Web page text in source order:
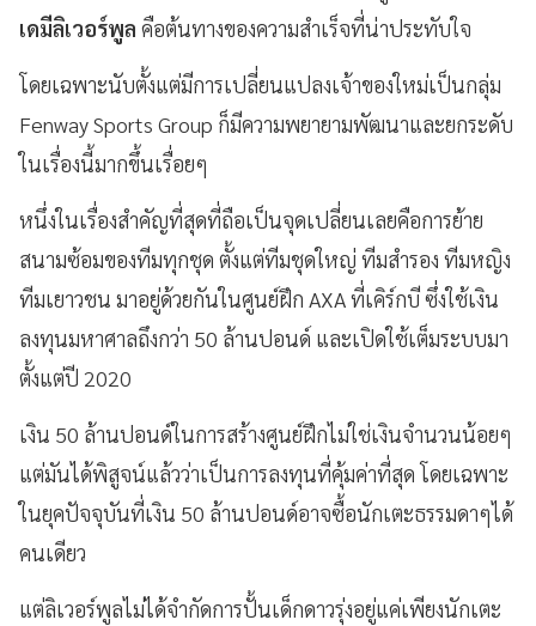
เดมีลิเวอร์พูล คือต้นทางของความสำเร็จที่น่าประทับใจ
โดยเฉพาะนับตั้งแต่มีการเปลี่ยนแปลงเจ้าของใหม่เป็นกลุ่ม
Fenway Sports Group ก็มีความพยายามพัฒนาและยกระดับ
ในเรื่องนี้มากขึ้นเรื่อยๆ
หนึ่งในเรื่องสำคัญที่สุดที่ถือเป็นจุดเปลี่ยนเลยคือการย้าย
สนามซ้อมของทีมทุกชุด ตั้งแต่ทีมชุดใหญ่ ทีมสำรอง ทีมหญิง
ทีมเยาวชน มาอยู่ด้วยกันในศูนย์ฝึก AXA ที่เคิร์กบี ซึ่งใช้เงิน
ลงทุนมหาศาลถึงกว่า 50 ล้านปอนด์ และเปิดใช้เต็มระบบมา
ตั้งแต่ปี 2020
เงิน 50 ล้านปอนด์ในการสร้างศูนย์ฝึกไม่ใช่เงินจำนวนน้อยๆ
แต่มันได้พิสูจน์แล้วว่าเป็นการลงทุนที่คุ้มค่าที่สุด โดยเฉพาะ
ในยุคปัจจุบันที่เงิน 50 ล้านปอนด์อาจซื้อนักเตะธรรมดาๆได้
คนเดียว
แต่ลิเวอร์พูลไม่ได้จำกัดการปั้นเด็กดาวรุ่งอยู่แค่เพียงนักเตะ